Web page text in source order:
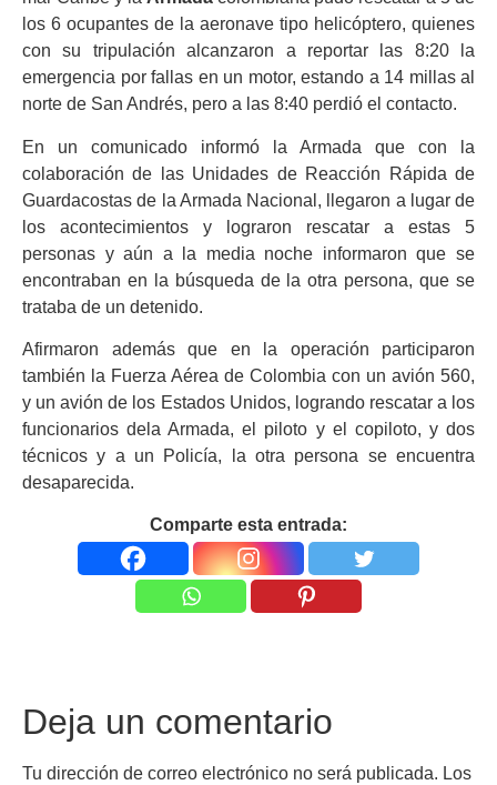
los 6 ocupantes de la aeronave tipo helicóptero, quienes
con su tripulación alcanzaron a reportar las 8:20 la
emergencia por fallas en un motor, estando a 14 millas al
norte de San Andrés, pero a las 8:40 perdió el contacto.
En un comunicado informó la Armada que con la
colaboración de las Unidades de Reacción Rápida de
Guardacostas de la Armada Nacional, llegaron a lugar de
los acontecimientos y lograron rescatar a estas 5
personas y aún a la media noche informaron que se
encontraban en la búsqueda de la otra persona, que se
trataba de un detenido.
Afirmaron además que en la operación participaron
también la Fuerza Aérea de Colombia con un avión 560,
y un avión de los Estados Unidos, logrando rescatar a los
funcionarios dela Armada, el piloto y el copiloto, y dos
técnicos y a un Policía, la otra persona se encuentra
desaparecida.
Comparte esta entrada:
Deja un comentario
Tu dirección de correo electrónico no será publicada. Los